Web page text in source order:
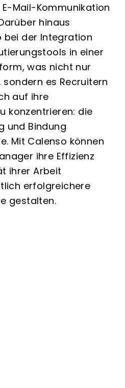
Mail-Kommunikation
hinaus
bei der Integration
in einer
was nicht nur
es Recruitern
auf ihre
konzentrieren: die
und Bindung
Mit Calenso können
ihre Effizienz
ihrer Arbeit
erfolgreichere
gestalten.